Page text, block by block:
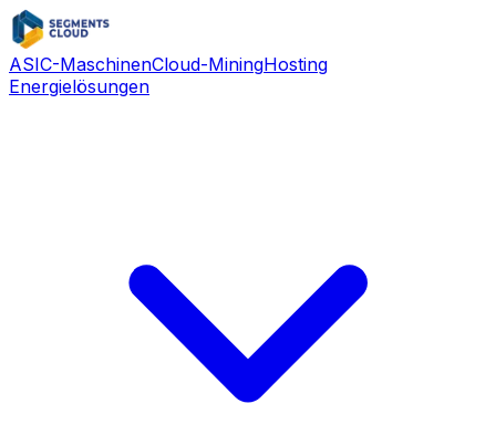
ASIC-MaschinenCloud-MiningHosting
Energielösungen